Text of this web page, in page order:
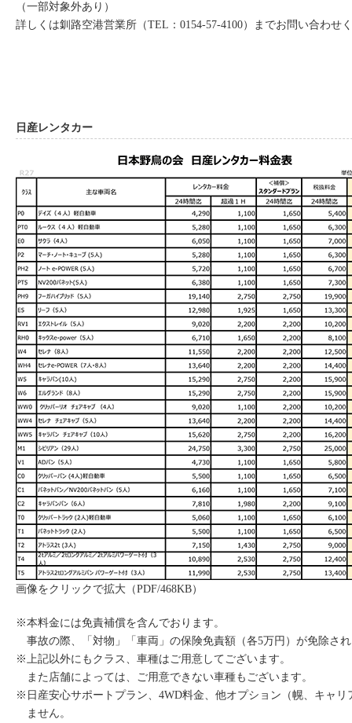
（一部対象外あり）
詳しくは釧路空港営業所（TEL：0154-57-4100）までお問い合わせ
日産レンタカー
画像をクリックで拡大（PDF/468KB）
※本料金には免責補償を含んでおります。
事故の際、「対物」「車両」の保険免責額（各5万円）が免除さ
※上記以外にもクラス、車種はご用意してございます。
また店舗によっては、ご用意できない車種もございます。
※日産安心サポートプラン、4WD料金、他オプション（幌、キャ
ません。